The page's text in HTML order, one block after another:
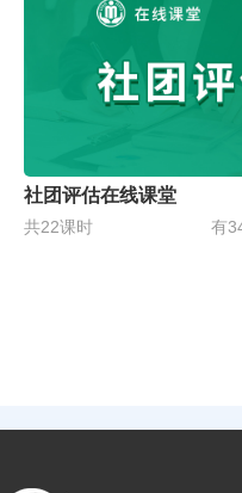
社团评估在线课堂
共22课时 有